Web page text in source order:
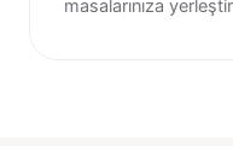
masalarınıza